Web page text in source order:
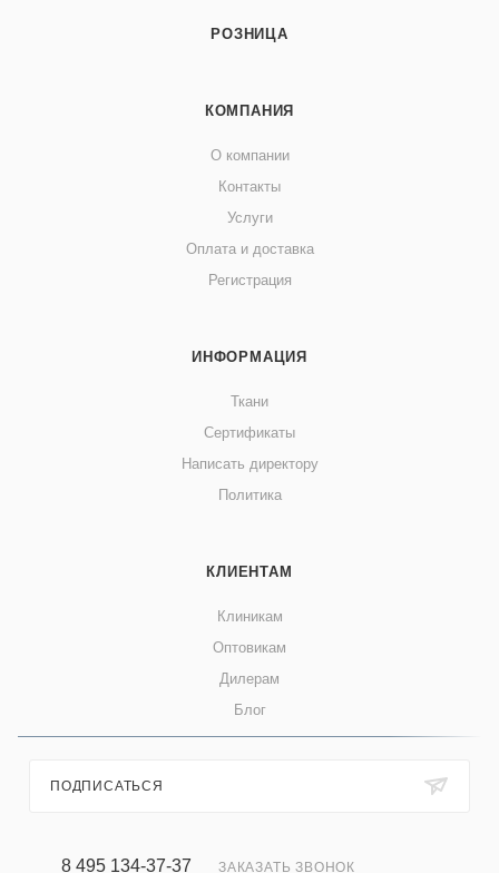
РОЗНИЦА
КОМПАНИЯ
О компании
Контакты
Услуги
Оплата и доставка
Регистрация
ИНФОРМАЦИЯ
Ткани
Сертификаты
Написать директору
Политика
КЛИЕНТАМ
Клиникам
Оптовикам
Дилерам
Блог
ПОДПИСАТЬСЯ
8 495 134-37-37 ЗАКАЗАТЬ ЗВОНОК